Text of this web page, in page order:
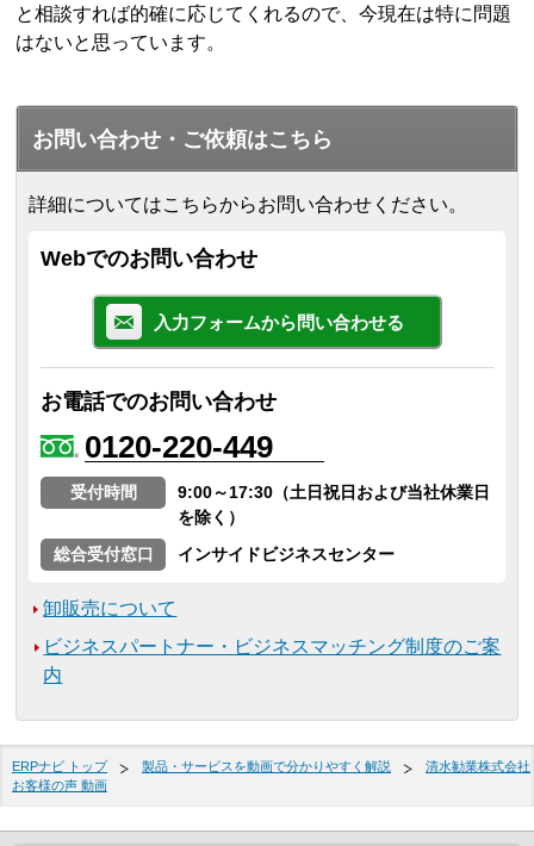
と相談すれば的確に応じてくれるので、今現在は特に問題
はないと思っています。
お問い合わせ・ご依頼はこちら
詳細についてはこちらからお問い合わせください。
Webでのお問い合わせ
入力フォームから問い合わせる
お電話でのお問い合わせ
0120-220-449
受付時間
9:00～17:30（土日祝日および当社休業日
を除く）
総合受付窓口
インサイドビジネスセンター
卸販売について
ビジネスパートナー・ビジネスマッチング制度のご案
内
ERPナビ トップ 製品・サービスを動画で分かりやすく解説
清水勧業株式会社
お客様の声 動画